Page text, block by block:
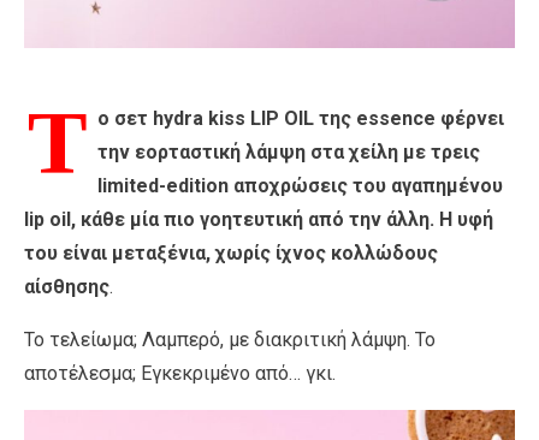
Τ ο σετ hydra kiss LIP OIL της essence φέρνει
την εορταστική λάμψη στα χείλη με τρεις
limited-edition αποχρώσεις του αγαπημένου
lip oil, κάθε μία πιο γοητευτική από την άλλη. Η υφή
του είναι μεταξένια, χωρίς ίχνος κολλώδους
αίσθησης.
Το τελείωμα; Λαμπερό, με διακριτική λάμψη. Το
αποτέλεσμα; Εγκεκριμένο από… γκι.